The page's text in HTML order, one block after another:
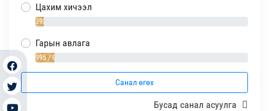
Цахим хичээл
393 / 4%
Гарын авлага
995 / 9%
Санал өгөх
Бусад санал асуулга